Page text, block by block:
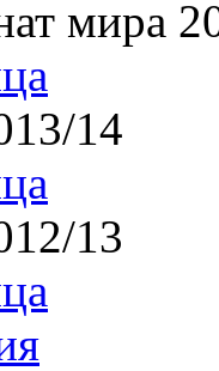
мира
14
13